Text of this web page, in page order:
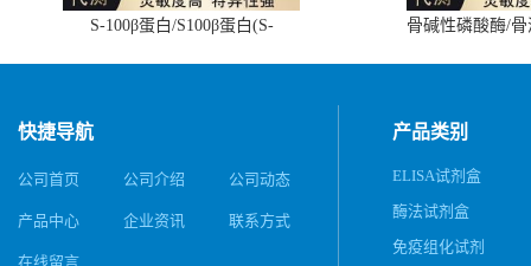
S-100β蛋白/S100β蛋白(S-
骨碱性磷酸酶/
快捷导航
公司首页 公司介绍 公司动态
产品中心 企业资讯 联系方式
在线留言
产品类别
ELISA试剂盒
酶法试剂盒
免疫组化试剂